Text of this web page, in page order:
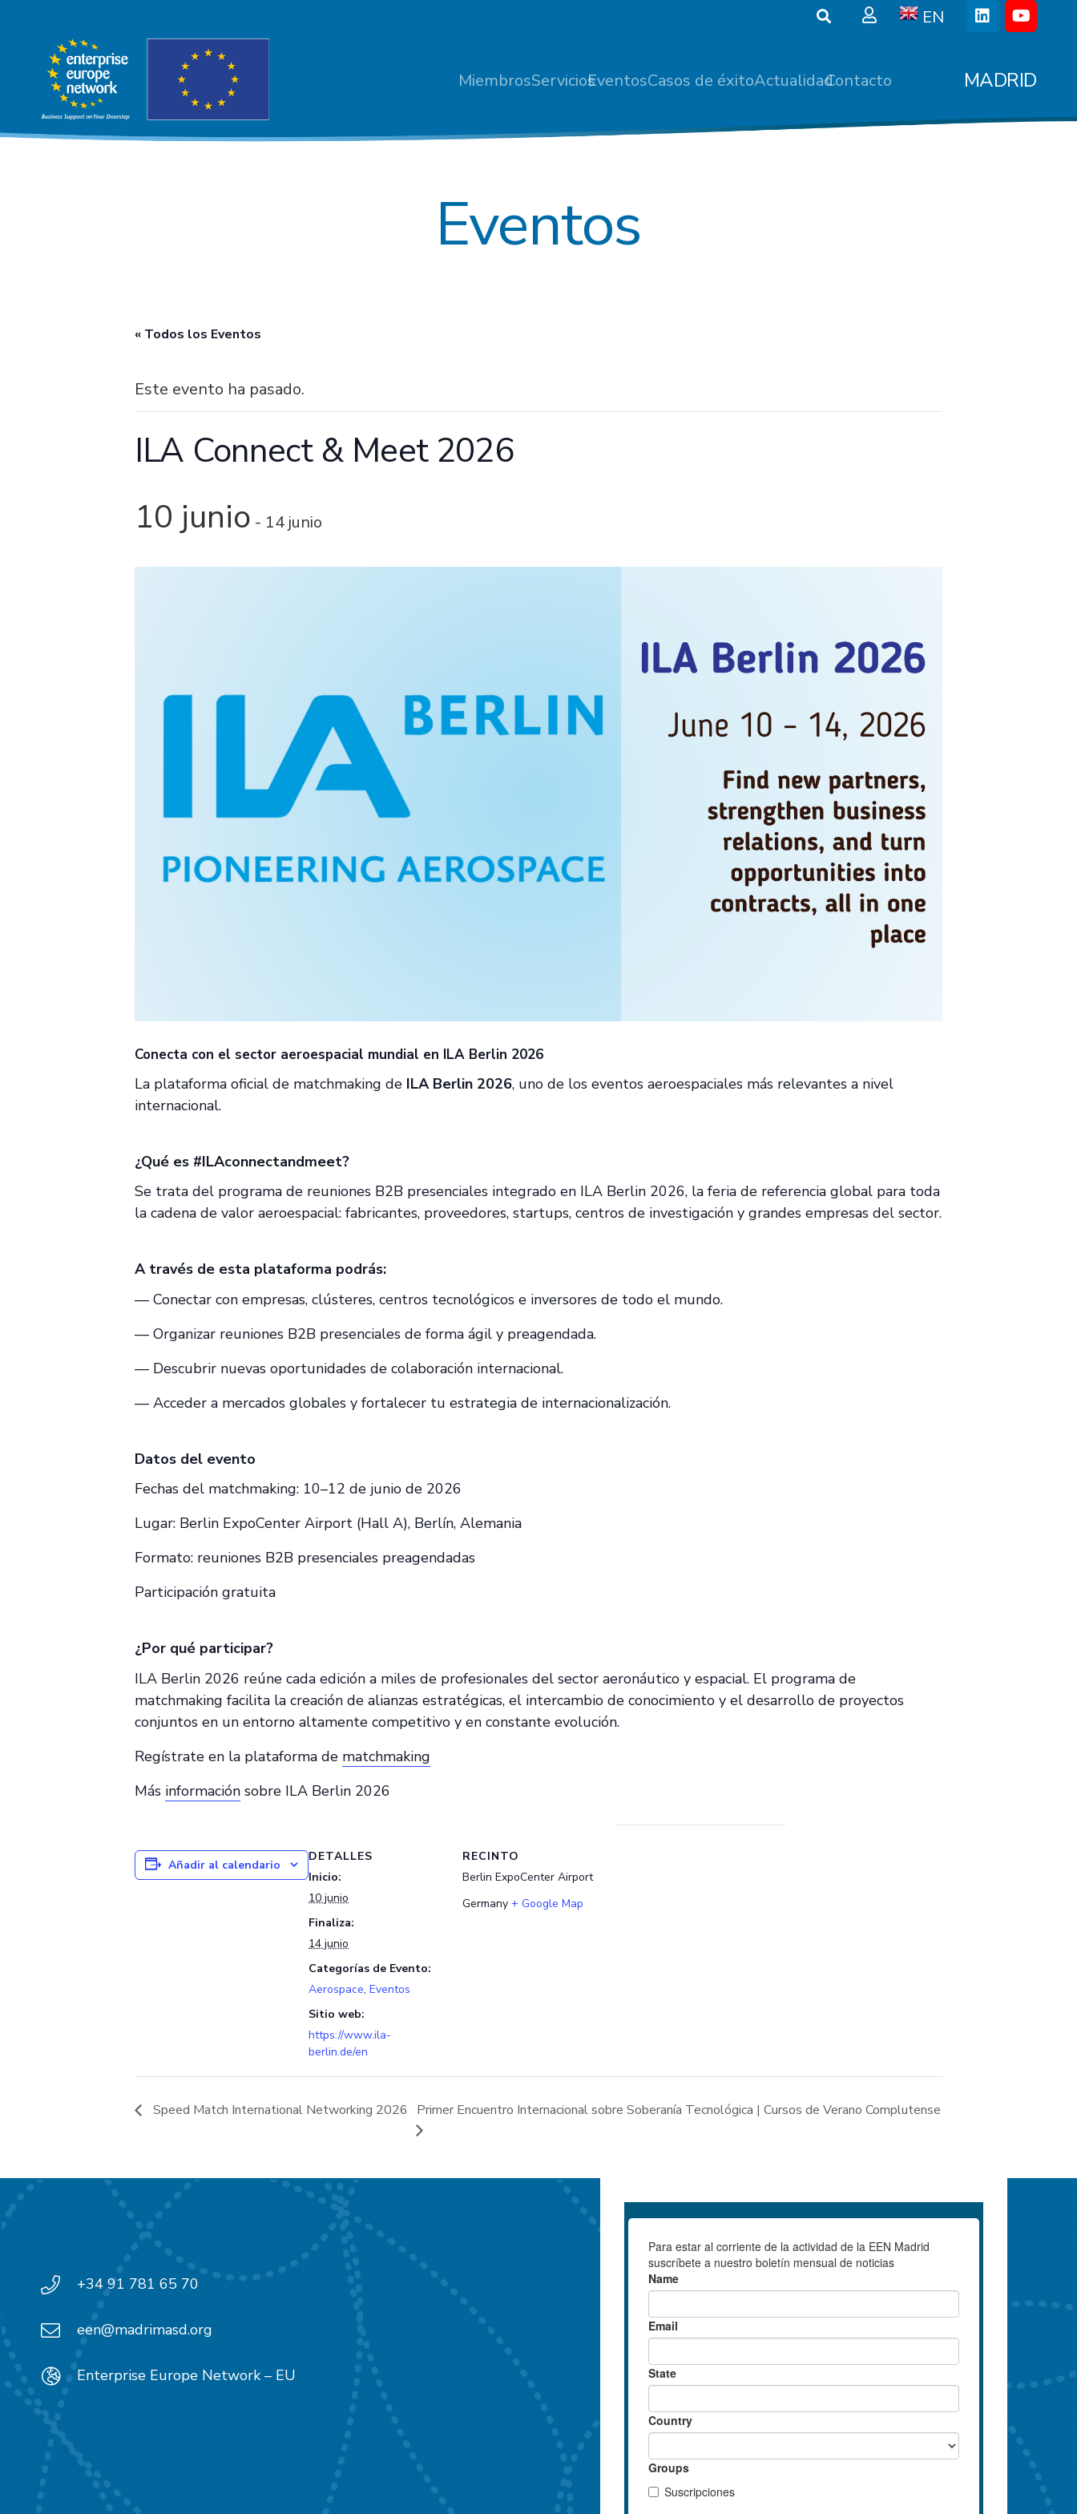
EN
MiembrosServiciosEventosCasos de éxitoActualidadContacto MADRID
Eventos
« Todos los Eventos
Este evento ha pasado.
ILA Connect & Meet 2026
10 junio - 14 junio
Conecta con el sector aeroespacial mundial en ILA Berlin 2026
La plataforma oficial de matchmaking de ILA Berlin 2026, uno de los eventos aeroespaciales más relevantes a nivel
internacional.
¿Qué es #ILAconnectandmeet?
Se trata del programa de reuniones B2B presenciales integrado en ILA Berlin 2026, la feria de referencia global para toda
la cadena de valor aeroespacial: fabricantes, proveedores, startups, centros de investigación y grandes empresas del sector.
A través de esta plataforma podrás:
— Conectar con empresas, clústeres, centros tecnológicos e inversores de todo el mundo.
— Organizar reuniones B2B presenciales de forma ágil y preagendada.
— Descubrir nuevas oportunidades de colaboración internacional.
— Acceder a mercados globales y fortalecer tu estrategia de internacionalización.
Datos del evento
Fechas del matchmaking: 10–12 de junio de 2026
Lugar: Berlin ExpoCenter Airport (Hall A), Berlín, Alemania
Formato: reuniones B2B presenciales preagendadas
Participación gratuita
¿Por qué participar?
ILA Berlin 2026 reúne cada edición a miles de profesionales del sector aeronáutico y espacial. El programa de
matchmaking facilita la creación de alianzas estratégicas, el intercambio de conocimiento y el desarrollo de proyectos
conjuntos en un entorno altamente competitivo y en constante evolución.
Regístrate en la plataforma de matchmaking
Más información sobre ILA Berlin 2026
Añadir al calendario
DETALLES
Inicio:
10 junio
Finaliza:
14 junio
Categorías de Evento:
Aerospace, Eventos
Sitio web:
https://www.ila-
berlin.de/en
RECINTO
Berlin ExpoCenter Airport
Germany + Google Map
Speed Match International Networking 2026 Primer Encuentro Internacional sobre Soberanía Tecnológica | Cursos de Verano Complutense
+34 91 781 65 70
een@madrimasd.org
Enterprise Europe Network – EU